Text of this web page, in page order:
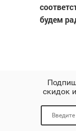
будем
скидок